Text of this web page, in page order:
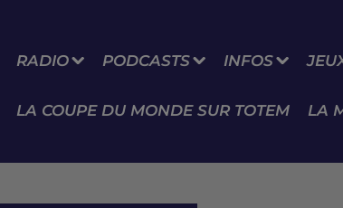
RADIO PODCASTS INFOS
LA COUPE DU MONDE SUR TOTEM LA